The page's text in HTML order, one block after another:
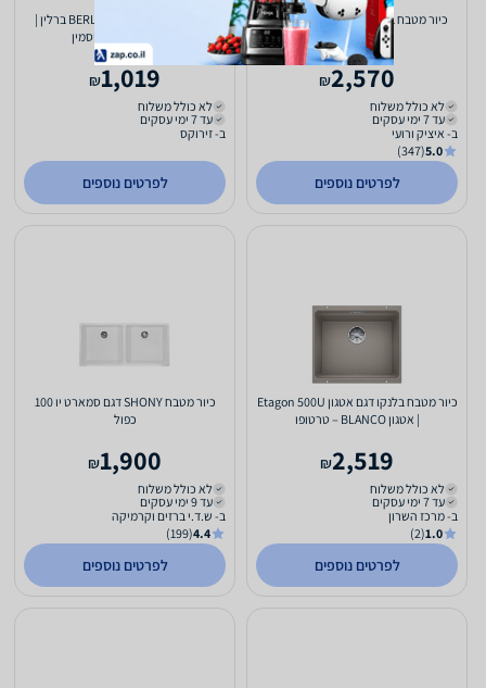
כיור מטבח בלנקו דגם מטרה BLANCO
METRA 9
2,570
₪
לא כולל משלוח
עד 7 ימי עסקים
ב- איציק ורועי
5.0
(347)
לפרטים נוספים
כיור מטבח גרניט בודד BERLIN ברלין |
1,019
₪
לא כולל משלוח
עד 7 ימי עסקים
ב- זירוקס
לפרטים נוספים
כיור מטבח בלנקו דגם אטגון Etagon 500U
| אטגון BLANCO – טרטופו
2,519
₪
לא כולל משלוח
עד 7 ימי עסקים
ב- מרכז השרון
1.0
(2)
לפרטים נוספים
כיור מטבח SHONY דגם סמארט יו 100
כפול
1,900
₪
לא כולל משלוח
עד 9 ימי עסקים
ב- ש.ד.י ברזים וקרמיקה
4.4
(199)
לפרטים נוספים